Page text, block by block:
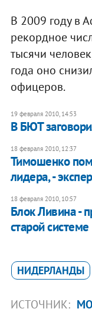
В 2009 году в
рекордное
тысячи
года оно
офицеров.
19 февраля 2010, 14:53
В БЮТ
18 февраля 2010, 12:37
Тимошенко
лидера, -
18 февраля 2010, 10:57
Блок Ливина -
старой системе
НИДЕРЛАНДЫ
ИСТОЧНИК: